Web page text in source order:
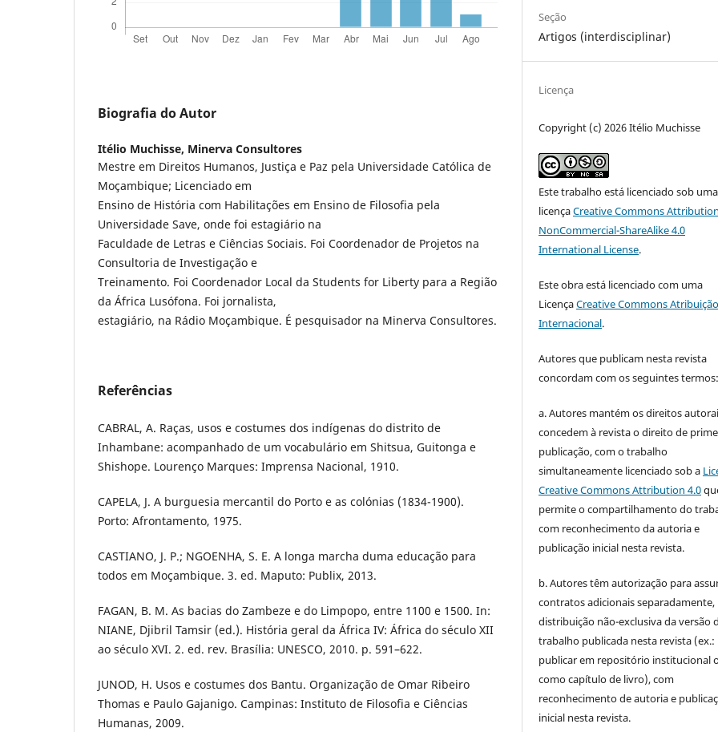
Biografia do Autor
Itélio Muchisse, Minerva Consultores
Mestre em Direitos Humanos, Justiça e Paz pela Universidade Católica de
Moçambique; Licenciado em
Ensino de História com Habilitações em Ensino de Filosofia pela
Universidade Save, onde foi estagiário na
Faculdade de Letras e Ciências Sociais. Foi Coordenador de Projetos na
Consultoria de Investigação e
Treinamento. Foi Coordenador Local da Students for Liberty para a Região
da África Lusófona. Foi jornalista,
estagiário, na Rádio Moçambique. É pesquisador na Minerva Consultores.
Referências
CABRAL, A. Raças, usos e costumes dos indígenas do distrito de
Inhambane: acompanhado de um vocabulário em Shitsua, Guitonga e
Shishope. Lourenço Marques: Imprensa Nacional, 1910.
CAPELA, J. A burguesia mercantil do Porto e as colónias (1834-1900).
Porto: Afrontamento, 1975.
CASTIANO, J. P.; NGOENHA, S. E. A longa marcha duma educação para
todos em Moçambique. 3. ed. Maputo: Publix, 2013.
FAGAN, B. M. As bacias do Zambeze e do Limpopo, entre 1100 e 1500. In:
NIANE, Djibril Tamsir (ed.). História geral da África IV: África do século XII
ao século XVI. 2. ed. rev. Brasília: UNESCO, 2010. p. 591–622.
JUNOD, H. Usos e costumes dos Bantu. Organização de Omar Ribeiro
Thomas e Paulo Gajanigo. Campinas: Instituto de Filosofia e Ciências
Humanas, 2009.
Seção
Artigos (interdisciplinar)
Licença
Copyright (c) 2026 Itélio Muchisse
Este trabalho está licenciado sob uma
licençaCreative Commons
NonCommercial-ShareAlike 4.0
International License.
Este obra está licenciado com uma
LicençaCreative Commons
Internacional.
Autores que publicam nesta revista
concordam com os seguintes termos:
a. Autores mantém os direitos
concedem à revista o direito de
publicação, com o trabalho
simultaneamente licenciado sob a
Creative Commons Attribution 4.0
permite o compartilhamento do
com reconhecimento da autoria e
publicação inicial nesta revista.
b. Autores têm autorização para
contratos adicionais separadamente,
distribuição não-exclusiva da versão
trabalho publicada nesta revista (ex.:
publicar em repositório institucional
como capítulo de livro), com
reconhecimento de autoria e
inicial nesta revista.